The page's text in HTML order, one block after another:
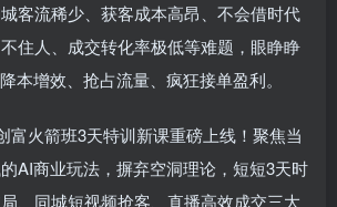
客流稀少、获客成本高昂、不会借时代
住人、成交转化率极低等难题，眼睁睁
本增效、抢占流量、疯狂接单盈利。
富火箭班3天特训新课重磅上线！聚焦当
AI商业玩法，摒弃空洞理论，短短3天时
、同城短视频抢客、直播高效成交三大